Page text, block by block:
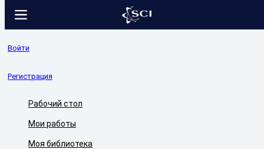
Войти
Регистрация
Рабочий стол
Мои работы
Моя библиотека